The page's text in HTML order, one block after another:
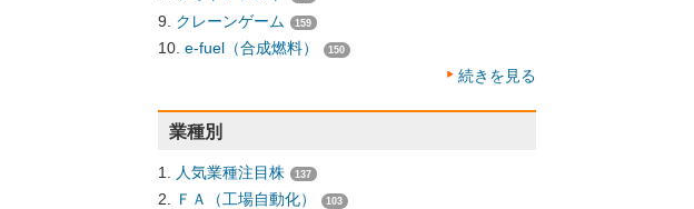
クレーンゲーム 159
e-fuel（合成燃料） 150
続きを見る
業種別
人気業種注目株 137
ＦＡ（工場自動化） 103